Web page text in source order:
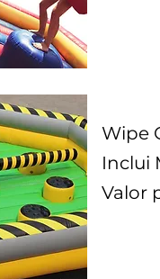
Wipe
Inclui
Valor